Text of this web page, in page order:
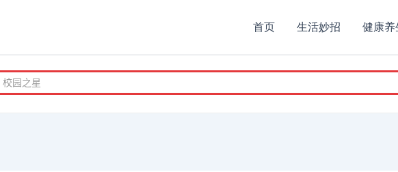
首页 生活妙招 健康养